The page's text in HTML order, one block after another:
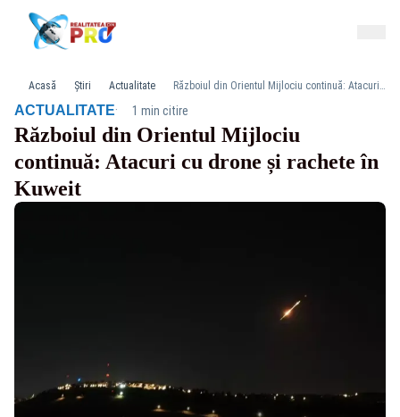
Acasă Știri Actualitate Războiul din Orientul Mijlociu continuă: Atacuri cu drone și rachete în Kuweit
ACTUALITATE· 1 min citire
Războiul din Orientul Mijlociu
continuă: Atacuri cu drone și rachete în
Kuweit